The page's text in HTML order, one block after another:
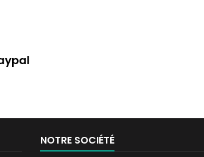
NOTRE SOCIÉTÉ